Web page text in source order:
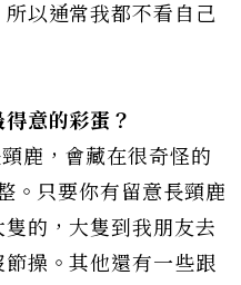
以通常我都不看自己
意的彩蛋？
鹿，會藏在很奇怪的
。只要你有留意長頸鹿
的，大隻到我朋友去
操。其他還有一些跟